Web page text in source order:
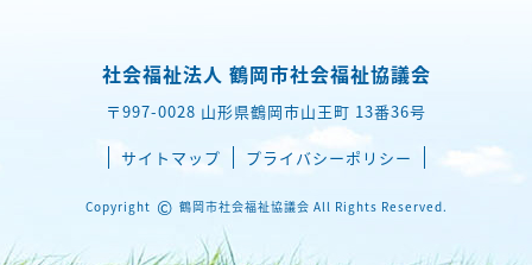
社会福祉法人 鶴岡市社会福祉協議会
〒997-0028 山形県鶴岡市山王町 13番36号
サイトマップ プライバシーポリシー
Copyright © 鶴岡市社会福祉協議会 All Rights Reserved.